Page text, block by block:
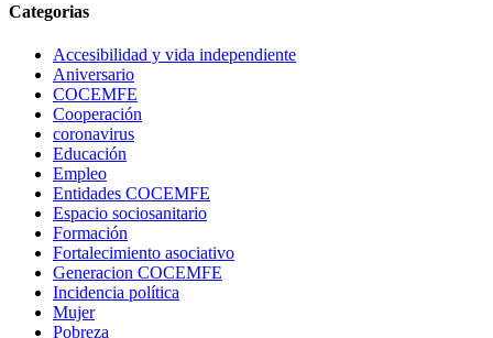
Categorias
Accesibilidad y vida independiente
Aniversario
COCEMFE
Cooperación
coronavirus
Educación
Empleo
Entidades COCEMFE
Espacio sociosanitario
Formación
Fortalecimiento asociativo
Generacion COCEMFE
Incidencia política
Mujer
Pobreza